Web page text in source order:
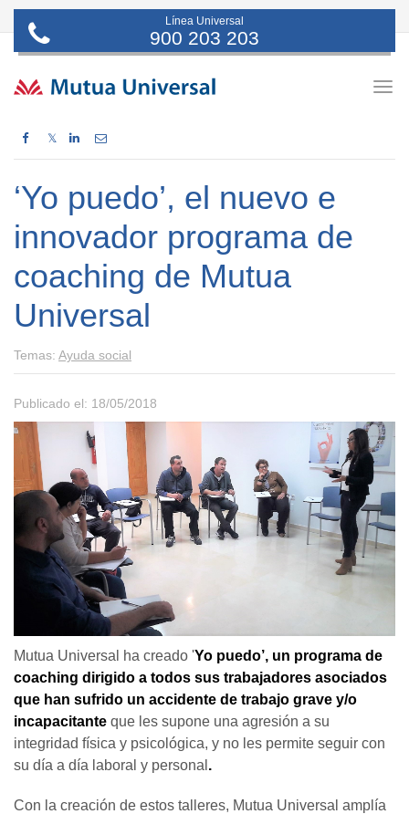
Línea Universal
900 203 203
𝕏
‘Yo puedo’, el nuevo e
innovador programa de
coaching de Mutua
Universal
Temas: Ayuda social
Publicado el: 18/05/2018
Mutua Universal ha creado 'Yo puedo’, un programa de
coaching dirigido a todos sus trabajadores asociados
que han sufrido un accidente de trabajo grave y/o
incapacitante que les supone una agresión a su
integridad física y psicológica, y no les permite seguir con
su día a día laboral y personal .
Con la creación de estos talleres, Mutua Universal amplía